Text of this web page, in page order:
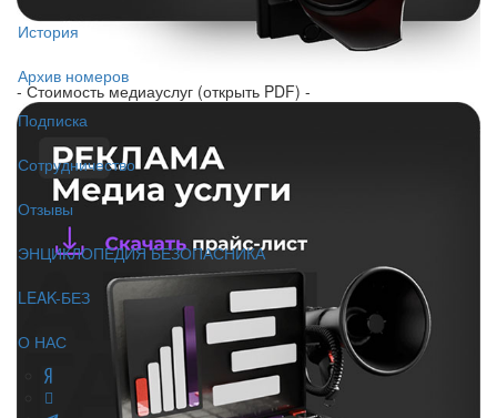
История
Архив номеров
Подписка
Сотрудничество
Отзывы
ЭНЦИКЛОПЕДИЯ БЕЗОПАСНИКА
LEAK-БЕЗ
О НАС
- Стоимость медиауслуг (открыть PDF) -